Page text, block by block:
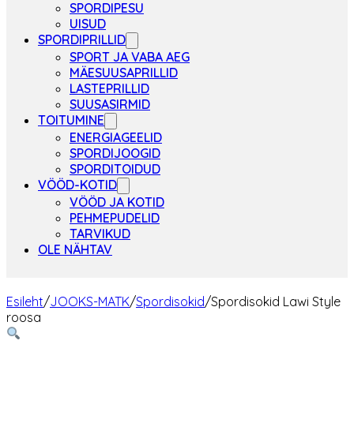
SPORDIPESU
UISUD
SPORDIPRILLID
SPORT JA VABA AEG
MÄESUUSAPRILLID
LASTEPRILLID
SUUSASIRMID
TOITUMINE
ENERGIAGEELID
SPORDIJOOGID
SPORDITOIDUD
VÖÖD-KOTID
VÖÖD JA KOTID
PEHMEPUDELID
TARVIKUD
OLE NÄHTAV
Esileht/JOOKS-MATK/Spordisokid/Spordisokid Lawi Style
roosa